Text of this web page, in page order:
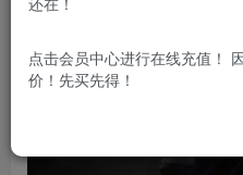
点击会员中心进行在线充值！
价！先买先得！